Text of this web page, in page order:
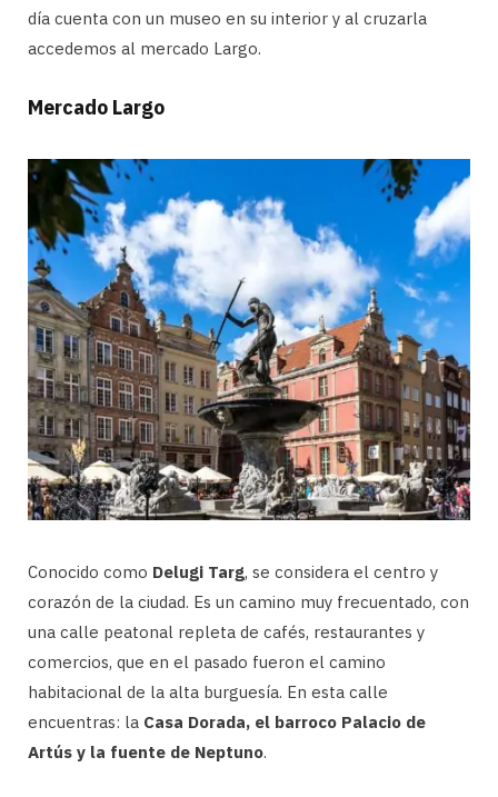
día cuenta con un museo en su interior y al cruzarla
accedemos al mercado Largo.
Mercado Largo
Conocido como Delugi Targ, se considera el centro y
corazón de la ciudad. Es un camino muy frecuentado, con
una calle peatonal repleta de cafés, restaurantes y
comercios, que en el pasado fueron el camino
habitacional de la alta burguesía. En esta calle
encuentras: la Casa Dorada, el barroco Palacio de
Artús y la fuente de Neptuno.